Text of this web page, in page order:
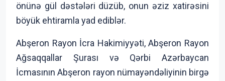
önünə gül dəstələri düzüb, onun əziz xatirəsini
böyük ehtiramla yad ediblər.
Abşeron Rayon İcra Hakimiyyəti, Abşeron Rayon
Ağsaqqallar Şurası və Qərbi Azərbaycan
İcmasının Abşeron rayon nümayəndəliyinin birgə